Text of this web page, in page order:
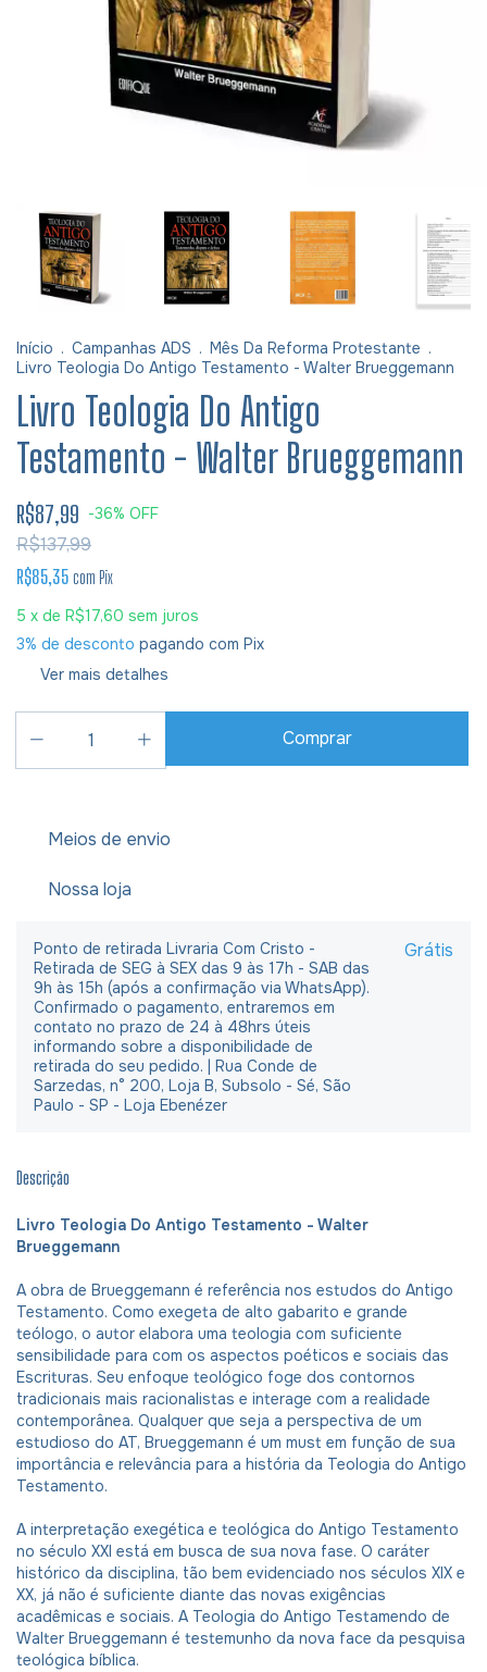
Início . Campanhas ADS . Mês Da Reforma Protestante .
Livro Teologia Do Antigo Testamento - Walter Brueggemann
Livro Teologia Do Antigo
Testamento - Walter Brueggemann
R$87,99 -36% OFF
R$137,99
R$85,35 com Pix
5 x de R$17,60 sem juros
3% de desconto pagando com Pix
Ver mais detalhes
Meios de envio
Nossa loja
Ponto de retirada Livraria Com Cristo -
Retirada de SEG à SEX das 9 às 17h - SAB das
9h às 15h (após a confirmação via WhatsApp).
Confirmado o pagamento, entraremos em
contato no prazo de 24 à 48hrs úteis
informando sobre a disponibilidade de
retirada do seu pedido. | Rua Conde de
Sarzedas, n° 200, Loja B, Subsolo - Sé, São
Paulo - SP - Loja Ebenézer
Grátis
Descrição
Livro Teologia Do Antigo Testamento - Walter
Brueggemann
A obra de Brueggemann é referência nos estudos do Antigo
Testamento. Como exegeta de alto gabarito e grande
teólogo, o autor elabora uma teologia com suficiente
sensibilidade para com os aspectos poéticos e sociais das
Escrituras. Seu enfoque teológico foge dos contornos
tradicionais mais racionalistas e interage com a realidade
contemporânea. Qualquer que seja a perspectiva de um
estudioso do AT, Brueggemann é um must em função de sua
importância e relevância para a história da Teologia do Antigo
Testamento.
A interpretação exegética e teológica do Antigo Testamento
no século XXI está em busca de sua nova fase. O caráter
histórico da disciplina, tão bem evidenciado nos séculos XIX e
XX, já não é suficiente diante das novas exigências
acadêmicas e sociais. A Teologia do Antigo Testamendo de
Walter Brueggemann é testemunho da nova face da pesquisa
teológica bíblica.